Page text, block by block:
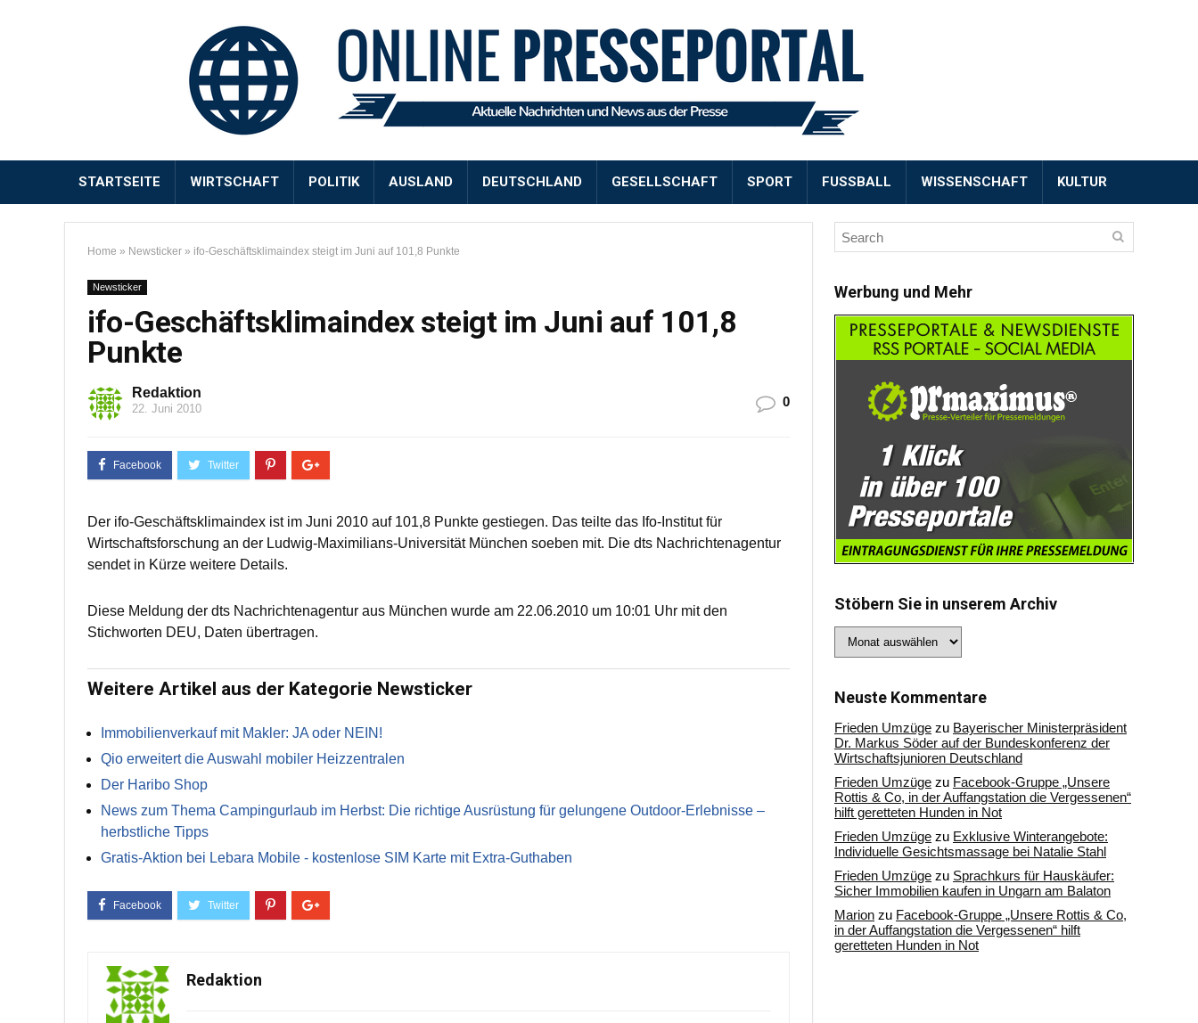
STARTSEITE WIRTSCHAFT POLITIK AUSLAND DEUTSCHLAND GESELLSCHAFT SPORT FUSSBALL WISSENSCHAFT KULTUR
Home » Newsticker » ifo-Geschäftsklimaindex steigt im Juni auf 101,8 Punkte
Newsticker
ifo-Geschäftsklimaindex steigt im Juni auf 101,8
Punkte
Redaktion
22. Juni 2010 0
Der ifo-Geschäftsklimaindex ist im Juni 2010 auf 101,8 Punkte gestiegen. Das teilte das Ifo-Institut für
Wirtschaftsforschung an der Ludwig-Maximilians-Universität München soeben mit. Die dts Nachrichtenagentur
sendet in Kürze weitere Details.
Diese Meldung der dts Nachrichtenagentur aus München wurde am 22.06.2010 um 10:01 Uhr mit den
Stichworten DEU, Daten übertragen.
Weitere Artikel aus der Kategorie Newsticker
Immobilienverkauf mit Makler: JA oder NEIN!
Qio erweitert die Auswahl mobiler Heizzentralen
Der Haribo Shop
News zum Thema Campingurlaub im Herbst: Die richtige Ausrüstung für gelungene Outdoor-Erlebnisse –
herbstliche Tipps
Gratis-Aktion bei Lebara Mobile - kostenlose SIM Karte mit Extra-Guthaben
Redaktion
Werbung und Mehr
Stöbern Sie in unserem Archiv
Sie
Archiv
Neuste Kommentare
Frieden Umzüge zu Bayerischer Ministerpräsident
Dr. Markus Söder auf der Bundeskonferenz der
Wirtschaftsjunioren Deutschland
Frieden Umzüge zu Facebook-Gruppe „Unsere
Rottis & Co, in der Auffangstation die Vergessenen“
hilft geretteten Hunden in Not
Frieden Umzüge zu Exklusive Winterangebote:
Individuelle Gesichtsmassage bei Natalie Stahl
Frieden Umzüge zu Sprachkurs für Hauskäufer:
Sicher Immobilien kaufen in Ungarn am Balaton
Marion zu Facebook-Gruppe „Unsere Rottis & Co,
in der Auffangstation die Vergessenen“ hilft
geretteten Hunden in Not